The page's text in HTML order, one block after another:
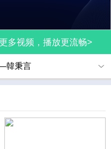
多视频，播放更流畅>
韓秉言